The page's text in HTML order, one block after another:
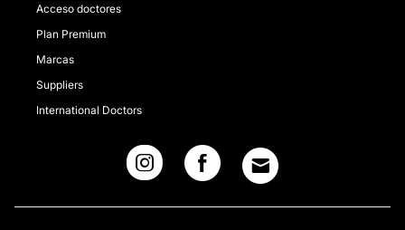
Acceso doctores
Plan Premium
Marcas
Suppliers
International Doctors